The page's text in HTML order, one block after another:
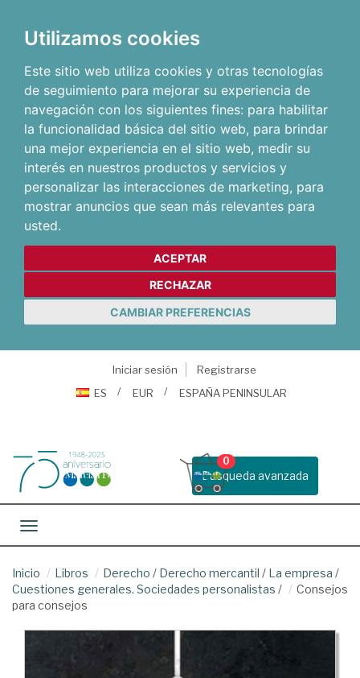
Utilizamos cookies
Este sitio web utiliza cookies y otras tecnologías
de seguimiento para mejorar su experiencia de
navegación con los siguientes fines: para habilitar
la funcionalidad básica del sitio web, para brindar
una mejor experiencia en el sitio web, medir su
interés en nuestros productos y servicios y
personalizar las interacciones de marketing, para
mostrar anuncios que sean más relevantes para
usted.
ACEPTAR
RECHAZAR
CAMBIAR PREFERENCIAS
Iniciar sesión
Registrarse
ES
EUR ESPAÑA PENINSULAR
Busqueda avanzada
0
Toggle navigation
Inicio Libros Derecho / Derecho mercantil / La empresa /
Cuestiones generales. Sociedades personalistas /
Consejos
para consejos